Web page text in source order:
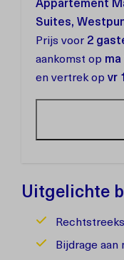
Appartement
Suites,
Prijs voor 2
aankomst op ma
en vertrek op vr
Uitgelichte
Bijdrage